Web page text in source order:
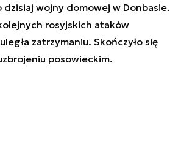
wojny domowej w Donbasie.
rosyjskich ataków
zatrzymaniu. Skończyło się
posowieckim.